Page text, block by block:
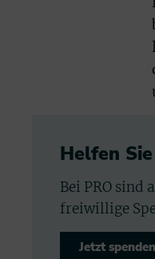
Helfen
Bei PRO sind
freiwillige
Jetzt spenden